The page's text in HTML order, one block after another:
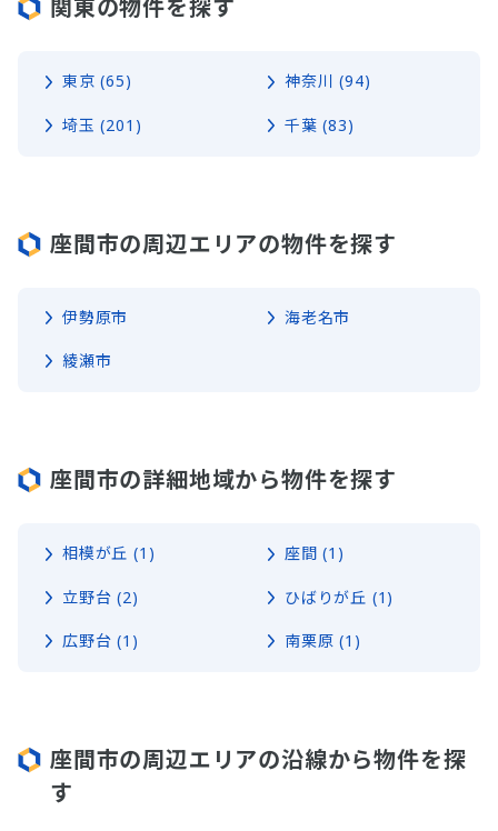
関東の物件を探す
東京 (65) 神奈川 (94)
埼玉 (201) 千葉 (83)
座間市の周辺エリアの物件を探す
伊勢原市 海老名市
綾瀬市
座間市の詳細地域から物件を探す
相模が丘 (1) 座間 (1)
立野台 (2) ひばりが丘 (1)
広野台 (1) 南栗原 (1)
座間市の周辺エリアの沿線から物件を探
す